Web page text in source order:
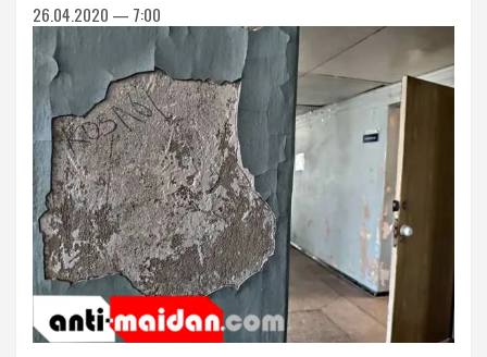
26.04.2020 — 7:00